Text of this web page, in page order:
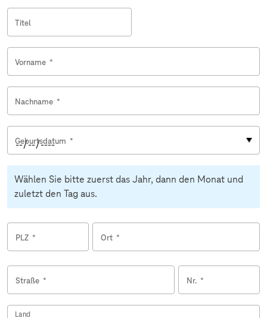
Titel
Vorname *
Nachname *
Geburtsdatum *
Wählen Sie bitte zuerst das Jahr, dann den Monat und
zuletzt den Tag aus.
PLZ * Ort *
Straße * Nr. *
Land